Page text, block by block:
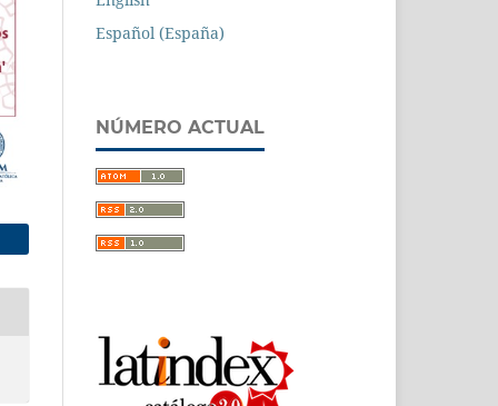
Español (España)
NÚMERO ACTUAL